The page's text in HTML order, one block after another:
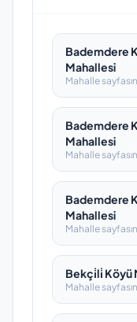
Bademdere
Mahallesi
Mahalle
Bademdere
Mahallesi
Mahalle
Bademdere
Mahallesi
Mahalle
Bekçi̇li̇ Köyü
Mahalle